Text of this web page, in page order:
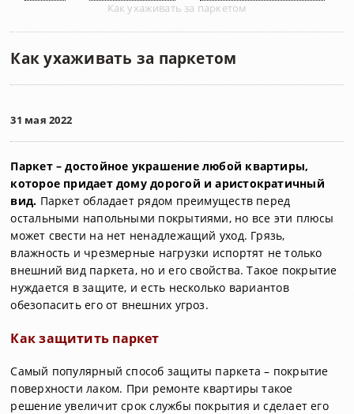
Как ухаживать за паркетом
Как ухаживать за паркетом
31 мая 2022
Паркет – достойное украшение любой квартиры,
которое придает дому дорогой и аристократичный
вид. Паркет обладает рядом преимуществ перед
остальными напольными покрытиями, но все эти плюсы
может свести на нет ненадлежащий уход. Грязь,
влажность и чрезмерные нагрузки испортят не только
внешний вид паркета, но и его свойства. Такое покрытие
нуждается в защите, и есть несколько вариантов
обезопасить его от внешних угроз.
Как защитить паркет
Самый популярный способ защиты паркета – покрытие
поверхности лаком. При ремонте квартиры такое
решение увеличит срок службы покрытия и сделает его